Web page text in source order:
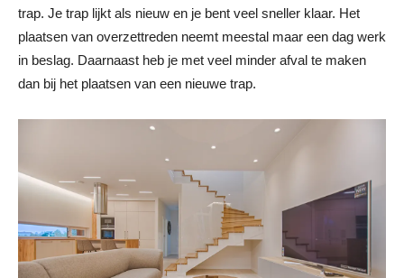
trap. Je trap lijkt als nieuw en je bent veel sneller klaar. Het
plaatsen van overzettreden neemt meestal maar een dag werk
in beslag. Daarnaast heb je met veel minder afval te maken
dan bij het plaatsen van een nieuwe trap.